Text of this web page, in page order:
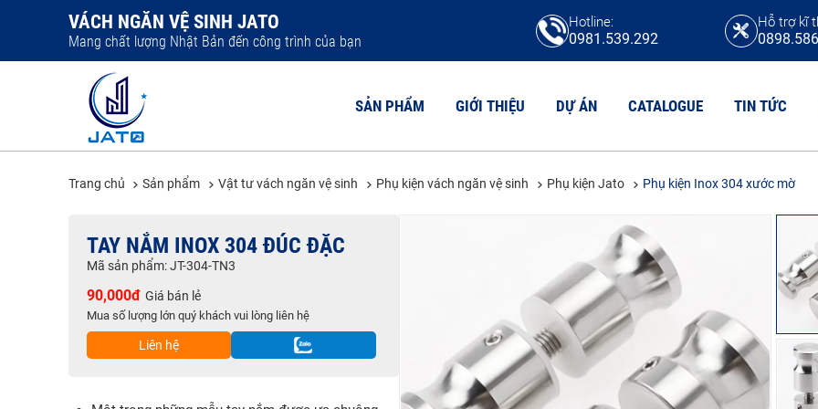
VÁCH NGĂN VỆ SINH JATO
Mang chất lượng Nhật Bản đến công trình của bạn
Hotline:
0981.539.292
Hỗ trợ kĩ
SẢN PHẨM
VÁCH NGĂN VỆ SINH COMPACT MAICA
VÁCH NGĂN VỆ SINH COMPACT FORMICA
TẤM COMPACT
Tấm compact HPL
Tấm compact CDF
Tấm chịu axit
Tấm Compact Phenolic
Tấm Compact Willsonart
GIỚI THIỆU DỰ ÁN CATALOGUE TIN TỨC
Trang chủ Sản phẩm Vật tư vách ngăn vệ sinh Phụ kiện vách ngăn vệ sinh Phụ kiện Jato Phụ kiện Inox 304 xước mờ
TAY NẮM INOX 304 ĐÚC ĐẶC
Mã sản phẩm: JT-304-TN3
90,000đ Giá bán lẻ
Mua số lượng lớn quý khách vui lòng liên hệ
Liên hệ